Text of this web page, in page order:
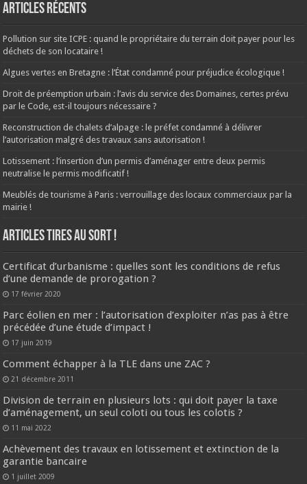
Articles récents
Pollution sur site ICPE : quand le propriétaire du terrain doit payer pour les
déchets de son locataire !
Algues vertes en Bretagne : l’État condamné pour préjudice écologique !
Droit de préemption urbain : l’avis du service des Domaines, certes prévu
par le Code, est-il toujours nécessaire ?
Reconstruction de chalets d’alpage : le préfet condamné à délivrer
l’autorisation malgré des travaux sans autorisation !
Lotissement : l’insertion d’un permis d’aménager entre deux permis
neutralise le permis modificatif !
Meublés de tourisme à Paris : verrouillage des locaux commerciaux par la
mairie !
ARTICLES TIRES AU SORT !
Certificat d’urbanisme : quelles sont les conditions de refus
d’une demande de prorogation ?
17 février 2020
Parc éolien en mer : l’autorisation d’exploiter n’as pas à être
précédée d’une étude d’impact !
17 juin 2019
Comment échapper à la TLE dans une ZAC ?
21 décembre 2011
Division de terrain en plusieurs lots : qui doit payer la taxe
d’aménagement, un seul coloti ou tous les colotis ?
11 mai 2022
Achèvement des travaux en lotissement et extinction de la
garantie bancaire
1 juillet 2009